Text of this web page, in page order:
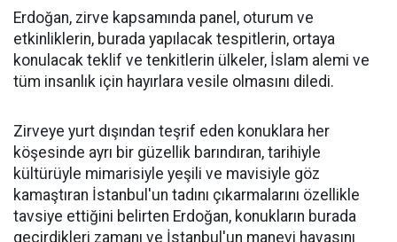
Erdoğan, zirve kapsamında panel, oturum ve
etkinliklerin, burada yapılacak tespitlerin, ortaya
konulacak teklif ve tenkitlerin ülkeler, İslam alemi ve
tüm insanlık için hayırlara vesile olmasını diledi.
Zirveye yurt dışından teşrif eden konuklara her
köşesinde ayrı bir güzellik barındıran, tarihiyle
kültürüyle mimarisiyle yeşili ve mavisiyle göz
kamaştıran İstanbul'un tadını çıkarmalarını özellikle
tavsiye ettiğini belirten Erdoğan, konukların burada
geçirdikleri zamanı ve İstanbul'un manevi havasını